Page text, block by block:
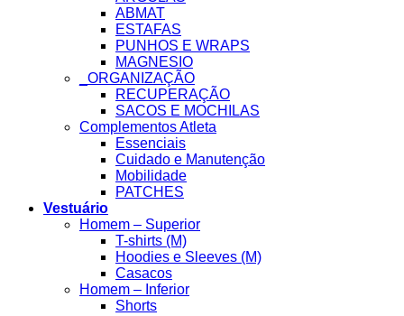
ABMAT
ESTAFAS
PUNHOS E WRAPS
MAGNESIO
_ORGANIZAÇÃO
RECUPERAÇÃO
SACOS E MOCHILAS
Complementos Atleta
Essenciais
Cuidado e Manutenção
Mobilidade
PATCHES
Vestuário
Homem – Superior
T-shirts (M)
Hoodies e Sleeves (M)
Casacos
Homem – Inferior
Shorts